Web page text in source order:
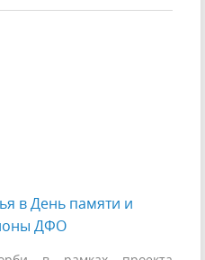
в День памяти и
ДФО